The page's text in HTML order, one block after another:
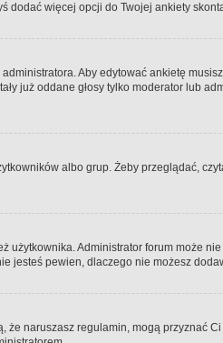
dodać więcej opcji do Twojej ankiety
Aby edytować ankietę
już oddane głosy tylko moderator lub
albo grup. Żeby przeglądać,
użytkownika. Administrator forum może
jesteś pewien, dlaczego nie możesz
naruszasz regulamin, mogą